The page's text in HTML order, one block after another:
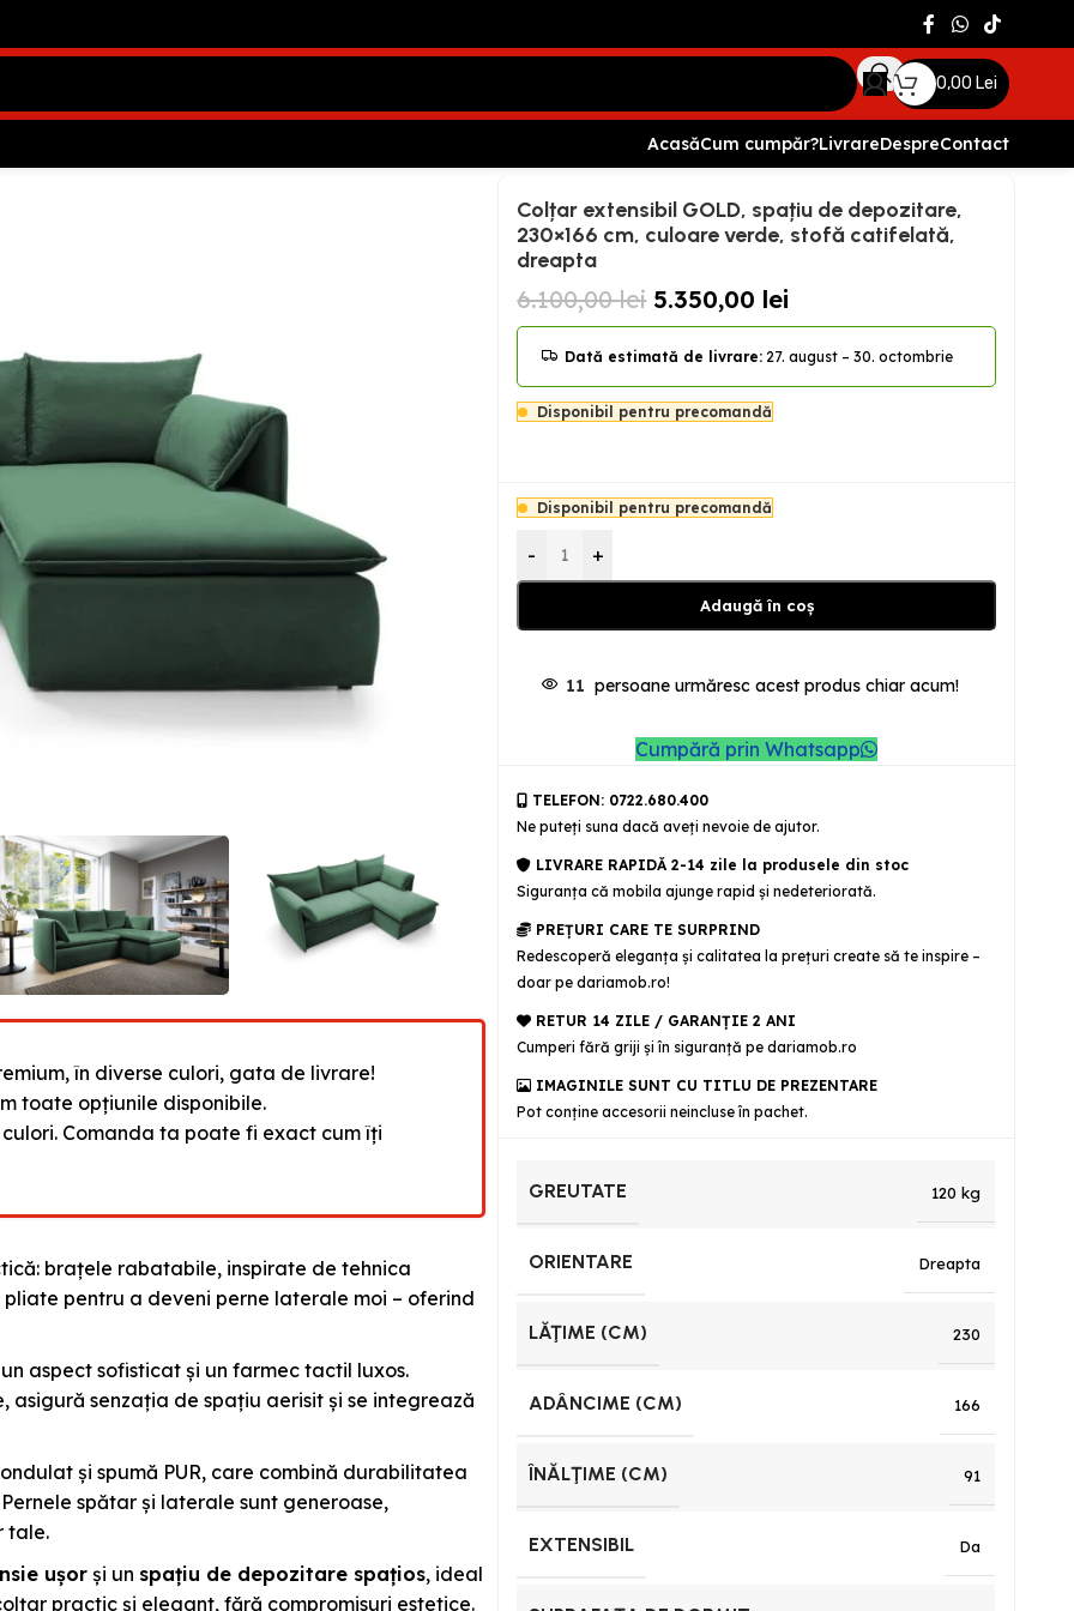
0,00 Lei
AcasăCum cumpăr?LivrareDespreContact
extensibil GOLD, spațiu de depozitare, 230×166 cm, culoare verde, stofă catifelată, dreapta
în diverse culori, gata de livrare!
toate opțiunile disponibile.
Comanda ta poate fi exact cum îți
brațele rabatabile, inspirate de tehnica
pentru a deveni perne laterale moi – oferind
aspect sofisticat și un farmec tactil luxos.
asigură senzația de spațiu aerisit și se integrează
și spumă PUR, care combină durabilitatea
spătar și laterale sunt generoase,
tale.
ușor și un spațiu de depozitare spațios, ideal
practic și elegant, fără compromisuri estetice.
Colțar extensibil GOLD, spațiu de depozitare,
230×166 cm, culoare verde, stofă catifelată,
dreapta
6.100,00lei 5.350,00 lei
Dată estimată de livrare: 27. august – 30. octombrie
Disponibil pentru precomandă
Disponibil pentru precomandă
- +
Adaugă în coș
11 persoane urmăresc acest produs chiar acum!
Cumpără prin Whatsapp
TELEFON: 0722.680.400
Ne puteţi suna dacă aveţi nevoie de ajutor.
LIVRARE RAPIDĂ 2-14 zile la produsele din stoc
Siguranţa că mobila ajunge rapid şi nedeteriorată.
PREȚURI CARE TE SURPRIND
Redescoperă eleganța și calitatea la prețuri create să te inspire –
doar pe dariamob.ro!
RETUR 14 ZILE / GARANŢIE 2 ANI
Cumperi fără griji şi în siguranţă pe dariamob.ro
IMAGINILE SUNT CU TITLU DE PREZENTARE
Pot conține accesorii neincluse în pachet.
GREUTATE 120 kg
ORIENTARE Dreapta
LĂŢIME (CM) 230
ADÂNCIME (CM) 166
ÎNĂLŢIME (CM) 91
EXTENSIBIL Da